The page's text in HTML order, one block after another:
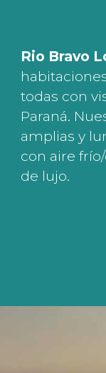
Rio Bravo
todas con
Paraná.
amplias y
con aire
de lujo.